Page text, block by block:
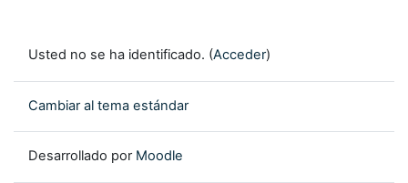
Usted no se ha identificado. (Acceder)
Cambiar al tema estándar
Desarrollado por Moodle